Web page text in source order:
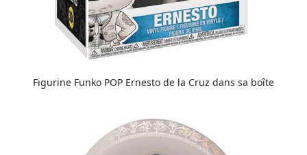
Figurine Funko POP Ernesto de la Cruz dans sa boîte